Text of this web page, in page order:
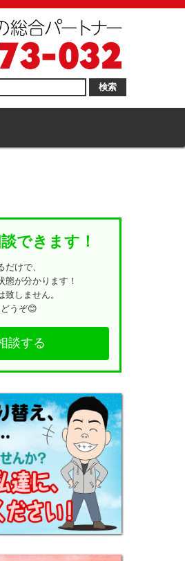
検索
できます！
だけで、
態が分かります！
致しません。
うぞ😊
談する